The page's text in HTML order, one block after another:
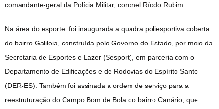
comandante-geral da Polícia Militar, coronel Ríodo Rubim.
Na área do esporte, foi inaugurada a quadra poliesportiva coberta
do bairro Galileia, construída pelo Governo do Estado, por meio da
Secretaria de Esportes e Lazer (Sesport), em parceria com o
Departamento de Edificações e de Rodovias do Espírito Santo
(DER-ES). Também foi assinada a ordem de serviço para a
reestruturação do Campo Bom de Bola do bairro Canário, que